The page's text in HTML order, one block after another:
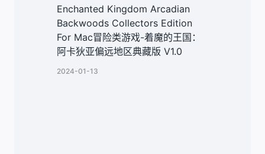
Enchanted Kingdom Arcadian
Backwoods Collectors Edition
For Mac冒险类游戏-着魔的王国：
阿卡狄亚偏远地区典藏版 V1.0
2024-01-13